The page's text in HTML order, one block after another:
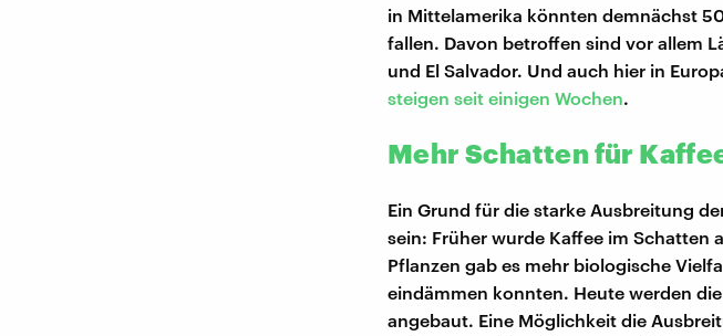
in Mittelamerika könnten demnächst
fallen. Davon betroffen sind vor allem
und El Salvador. Und auch hier in
steigen seit einigen Wochen.
Mehr Schatten für
Ein Grund für die starke Ausbreitung
sein: Früher wurde Kaffee im Schatten
Pflanzen gab es mehr biologische
eindämmen konnten. Heute werden
angebaut. Eine Möglichkeit die